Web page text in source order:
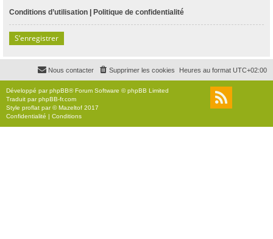
Conditions d’utilisation | Politique de confidentialité
S’enregistrer
Heures au format UTC+02:00
Supprimer les cookies
Nous contacter
Développé parphpBB® Forum Software © phpBB Limited
Traduit parphpBB-fr.com
Style proflat par ©Mazeltof 2017
Confidentialité | Conditions